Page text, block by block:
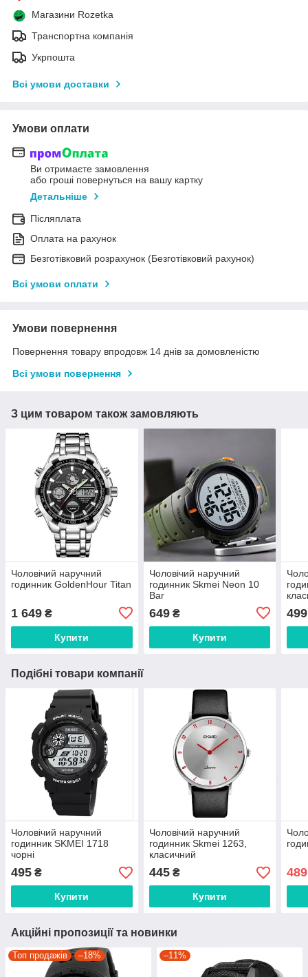
Магазини Rozetka
Транспортна компанія
Укрпошта
Всі умови доставки
Умови оплати
Ви отримаєте замовлення
або гроші повернуться на вашу картку
Детальніше
Післяплата
Оплата на рахунок
Безготівковий розрахунок (Безготівковий рахунок)
Всі умови оплати
Умови повернення
Повернення товару впродовж 14 днів за домовленістю
Всі умови повернення
З цим товаром також замовляють
Чоловічий наручний
годинник GoldenHour Titan
1 649 ₴
Купити
Чоловічий наручний
годинник Skmei Neon 10
Bar
649₴
Купити
499
Подібні товари компанії
Чоловічий наручний
годинник SKMEI 1718
чорні
495 ₴
Купити
Чоловічий наручний
годинник Skmei 1263,
класичний
445₴
Купити
489
Акційні пропозиції та новинки
Топ продажів –18% –11%